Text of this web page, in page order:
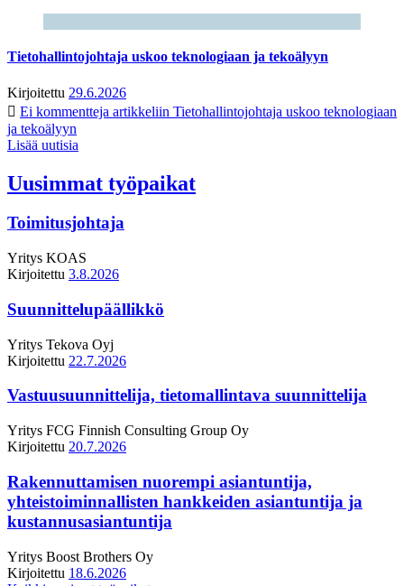
Tietohallintojohtaja uskoo teknologiaan ja tekoälyyn
Kirjoitettu 29.6.2026
Ei kommentteja artikkeliin Tietohallintojohtaja uskoo teknologiaan
ja tekoälyyn
Lisää uutisia
Uusimmat työpaikat
Toimitusjohtaja
Yritys KOAS
Kirjoitettu 3.8.2026
Suunnittelupäällikkö
Yritys Tekova Oyj
Kirjoitettu 22.7.2026
Vastuusuunnittelija, tietomallintava suunnittelija
Yritys FCG Finnish Consulting Group Oy
Kirjoitettu 20.7.2026
Rakennuttamisen nuorempi asiantuntija,
yhteistoiminnallisten hankkeiden asiantuntija ja
kustannusasiantuntija
Yritys Boost Brothers Oy
Kirjoitettu 18.6.2026